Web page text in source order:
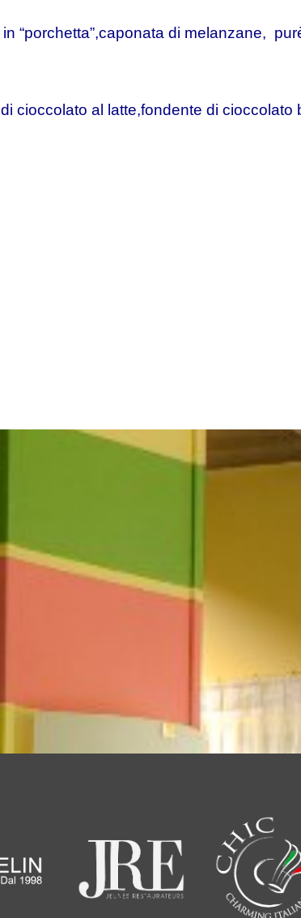
“porchetta”,caponata di melanzane,
cioccolato al latte,fondente di cioccolato